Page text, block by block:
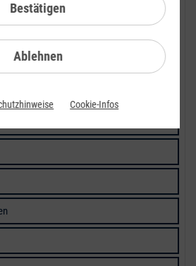
Ablehnen
Bestätigen
Cookie-Infos